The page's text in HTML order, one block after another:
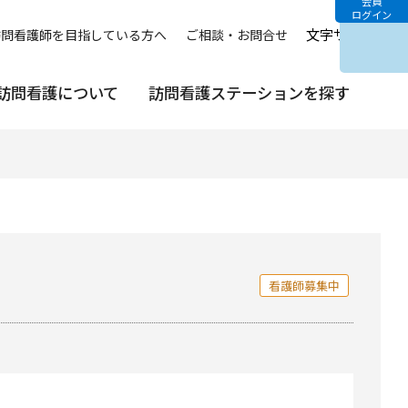
看護師を目指している方へ ご相談・お問合せ 文字サイズ
ログイン
問看護について 訪問看護ステーションを探す
看護師募集中